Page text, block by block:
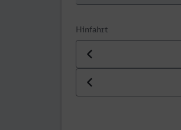
Hinfahrt
Datum der Hinfahrt
Uhrzeit der Hinfahrt